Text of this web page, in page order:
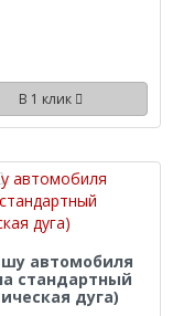
В 1 клик
автомобиля
стандартный
дуга)